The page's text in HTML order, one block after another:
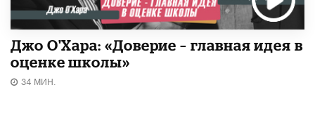
Джо О'Хара: «Доверие – главная идея в
оценке школы»
34 МИН.